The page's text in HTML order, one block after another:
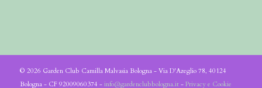
© 2026 Garden Club Camilla Malvasia Bologna - Via D'Azeglio 78, 40124
Bologna - CF 92009060374 - info@gardenclubbologna.it- Privacy e Cookie